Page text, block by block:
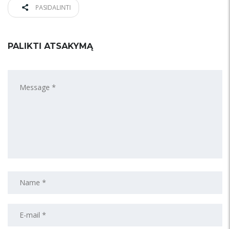
PASIDALINTI
PALIKTI ATSAKYMĄ